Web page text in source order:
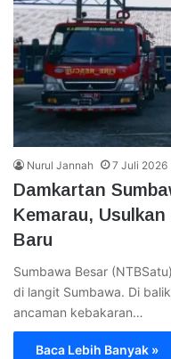
Nurul Jannah 7 Juli 2026
Damkartan
Kemarau,
Baru
Sumbawa Besar
di langit Sumbawa. Di
ancaman kebakaran…
Baca Lebih Banyak »